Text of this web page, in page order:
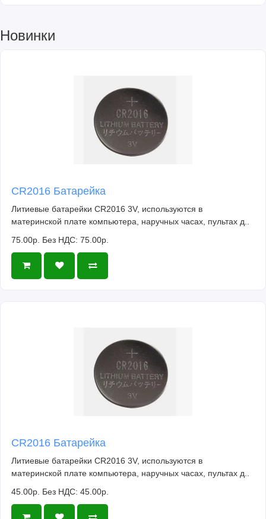
Новинки
CR2016 Батарейка
Литиевые батарейки CR2016 3V, используются в
материнской плате компьютера, наручных часах, пультах д..
75.00р. Без НДС: 75.00р.
CR2016 Батарейка
Литиевые батарейки CR2016 3V, используются в
материнской плате компьютера, наручных часах, пультах д..
45.00р. Без НДС: 45.00р.